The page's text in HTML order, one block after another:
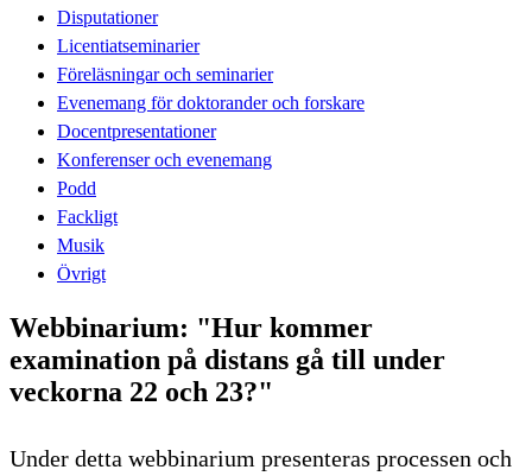
Disputationer
Licentiatseminarier
Föreläsningar och seminarier
Evenemang för doktorander och forskare
Docentpresentationer
Konferenser och evenemang
Podd
Fackligt
Musik
Övrigt
Webbinarium: "Hur kommer
examination på distans gå till under
veckorna 22 och 23?"
Under detta webbinarium presenteras processen och